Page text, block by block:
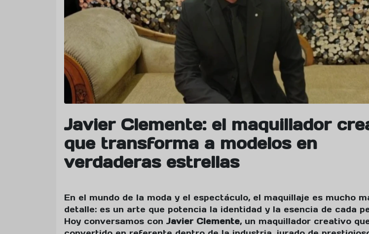
Javier Clemente: el maquillador
que transforma a modelos en
verdaderas estrellas
En el mundo de la moda y el espectáculo, el maquillaje es mucho
detalle: es un arte que potencia la identidad y la esencia de cada
Hoy conversamos con Javier Clemente, un maquillador creativo